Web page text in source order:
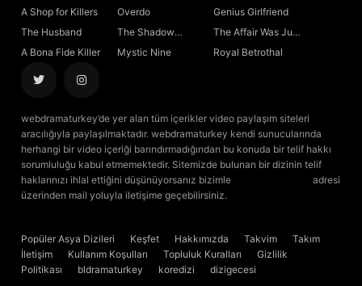
23. Bölüm
24. Bölüm
A Shop for Killers Overdo
Genius Girlfriend
The Husband
The Shadow
Sovereign
The Affair Was Just
the Beginning
A Bona Fide Killer Mystic Nine Royal Betrothal
webdramaturkey’de yer alan tüm içerikler video paylaşım siteleri
aracılığıyla paylaşılmaktadır. webdramaturkey kendi sunucularında
herhangi bir video içeriği barındırmadığından bu konuda bir telif hakkı
sorumluluğu kabul etmemektedir. Sitemizde bulunan bir dizinin telif
haklarınızı ihlal ettiğini düşünüyorsanız bizimle
adresi
üzerinden mail yoluyla iletişime geçebilirsiniz.
Popüler Asya Dizileri Keşfet Hakkımızda Takvim
Takım
İletişim
Kullanım Koşulları Topluluk Kuralları
Gizlilik
Politikası
bldramaturkey koredizi
dizigecesi